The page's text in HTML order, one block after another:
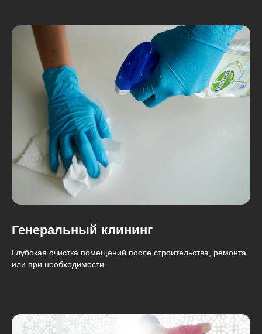
Генеральный клининг
Глубокая очистка помещений после строительства, ремонта
или при необходимости.